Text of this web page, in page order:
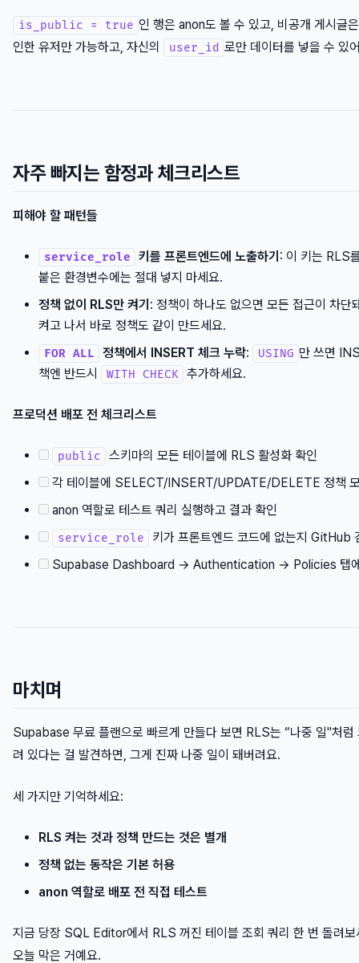
is_public = true 인 행은 anon도 볼 수 있고, 비공개 게시글
인한 유저만 가능하고, 자신의
user_id 로만 데이터를 넣을 수 있
자주 빠지는 함정과 체크리스트
피해야 할 패턴들
service_role 키를 프론트엔드에 노출하기 : 이 키는 RLS
붙은 환경변수에는 절대 넣지 마세요.
정책 없이 RLS만 켜기 : 정책이 하나도 없으면 모든 접근이 차
켜고 나서 바로 정책도 같이 만드세요.
FOR ALL 정책에서 INSERT 체크 누락: USING 만 쓰면
책엔 반드시
WITH CHECK 추가하세요.
프로덕션 배포 전 체크리스트
public
스키마의 모든 테이블에 RLS 활성화 확인
각 테이블에 SELECT/INSERT/UPDATE/DELETE 정책
anon 역할로 테스트 쿼리 실행하고 결과 확인
service_role
키가 프론트엔드 코드에 없는지 GitHub
Supabase Dashboard → Authentication → Policies 탭에
마치며
Supabase 무료 플랜으로 빠르게 만들다 보면 RLS는 “나중 일"처
려 있다는 걸 발견하면, 그게 진짜 나중 일이 돼버려요.
세 가지만 기억하세요:
RLS 켜는 것과 정책 만드는 것은 별개
정책 없는 동작은 기본 허용
anon 역할로 배포 전 직접 테스트
지금 당장 SQL Editor에서 RLS 꺼진 테이블 조회 쿼리 한 번 돌려
오늘 막은 거예요.